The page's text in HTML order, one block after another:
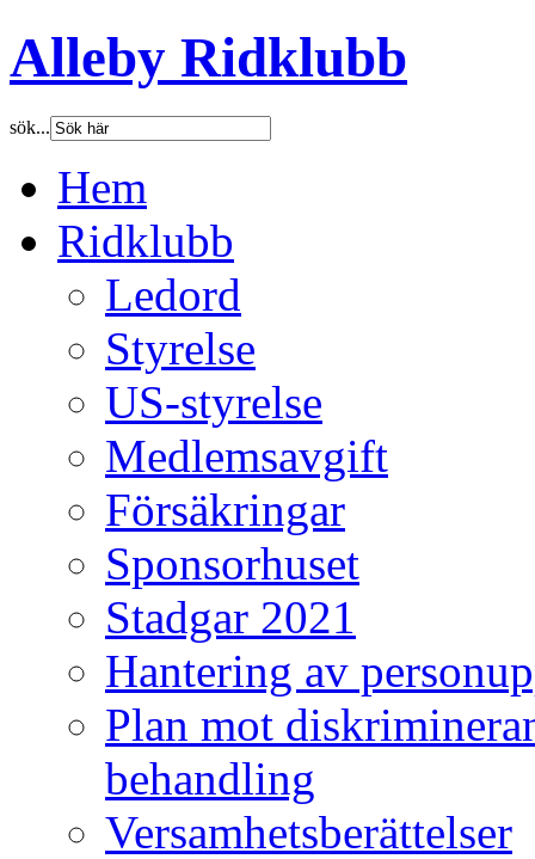
Alleby Ridklubb
sök...
Hem
Ridklubb
Ledord
Styrelse
US-styrelse
Medlemsavgift
Försäkringar
Sponsorhuset
Stadgar 2021
Hantering av
Plan mot
behandling
Versamhetsberättelser